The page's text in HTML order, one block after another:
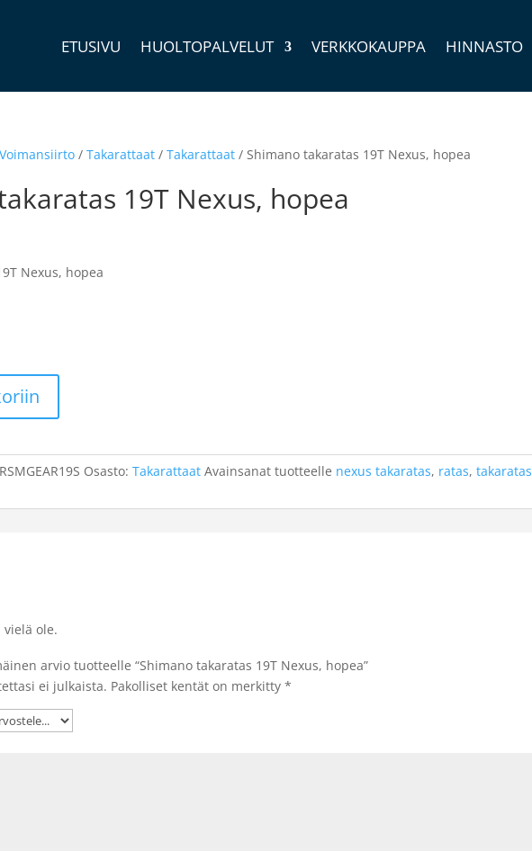
ETUSIVU HUOLTOPALVELUT VERKKOKAUPPA HINNASTO
Voimansiirto /Takarattaat /Takarattaat / Shimano takaratas 19T Nexus, hopea
19T Nexus, hopea
Nexus, hopea
RSMGEAR19S Osasto:Takarattaat Avainsanat tuotteelle nexus takaratas, ratas,takaratas
ole.
arvio tuotteelle “Shimano takaratas 19T Nexus, hopea”
ei julkaista. Pakolliset kentät on merkitty*